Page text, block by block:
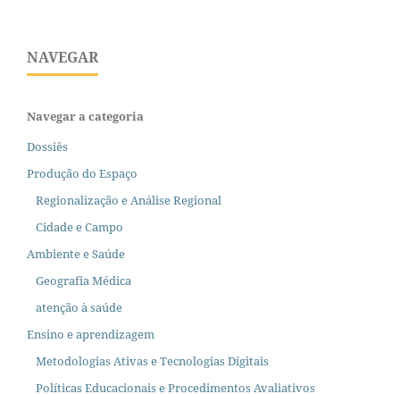
NAVEGAR
Navegar a categoria
Dossiês
Produção do Espaço
Regionalização e Análise Regional
Cidade e Campo
Ambiente e Saúde
Geografia Médica
atenção à saúde
Ensino e aprendizagem
Metodologias Ativas e Tecnologias Digitais
Políticas Educacionais e Procedimentos Avaliativos